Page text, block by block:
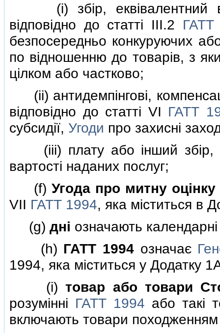
(i) збiр, еквiвалентний
вiдповiдно до статтi III.2 ГАТТ
безпосередньо конкуруючих
по вiдношенню до товарiв, з
цiлком або частково;
(ii) антидемпiнговi,
вiдповiдно до статтi VI ГАТТ
субсидiї, Угоди про захиснi
(iii) плату або iнший збiр,
вартостi наданих послуг;
(f) Угода про митну оцiнку
VII ГАТТ 1994, яка мiститься в
(g) днi означають
(h) ГАТТ 1994 означає
1994, яка мiститься у Додатку
(i)товар або товари
розумiннi ГАТТ 1994 або такi
включають товари